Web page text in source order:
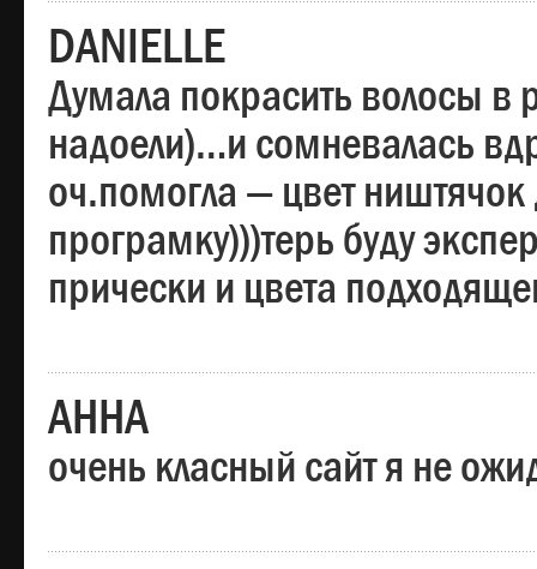
DANIELLE
Думала покрасить волосы
надоели)…и сомневалась
оч.помогла — цвет
програмку)))терь буду
прически и цвета
АННА
очень класный сайт я не